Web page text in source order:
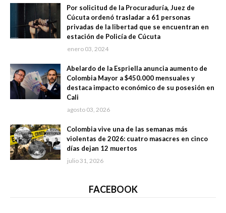
Por solicitud de la Procuraduría, Juez de
Cúcuta ordenó trasladar a 61 personas
privadas de la libertad que se encuentran en
estación de Policía de Cúcuta
enero 03, 2024
Abelardo de la Espriella anuncia aumento de
Colombia Mayor a $450.000 mensuales y
destaca impacto económico de su posesión en
Cali
agosto 03, 2026
Colombia vive una de las semanas más
violentas de 2026: cuatro masacres en cinco
días dejan 12 muertos
julio 31, 2026
FACEBOOK